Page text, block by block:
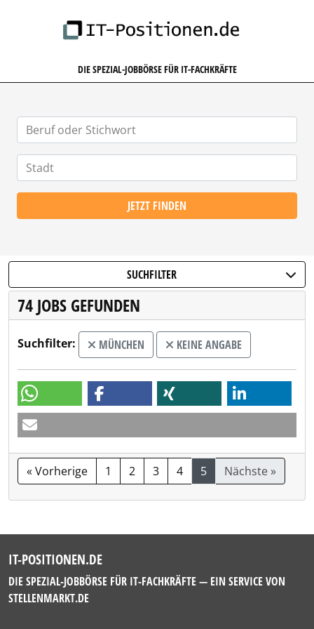
DIE SPEZIAL-JOBBÖRSE FÜR IT-FACHKRÄFTE
JETZT FINDEN
SUCHFILTER
74 JOBS GEFUNDEN
Suchfilter: MÜNCHEN KEINE ANGABE
« Vorherige 1 2 3 4 5 Nächste »
IT-POSITIONEN.DE
DIE SPEZIAL-JOBBÖRSE FÜR IT-FACHKRÄFTE — EIN SERVICE VON
STELLENMARKT.DE